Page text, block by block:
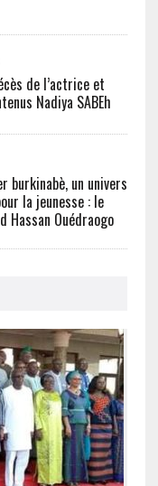
de l’actrice et
Nadiya SABEh
burkinabè, un univers
la jeunesse : le
Hassan Ouédraogo